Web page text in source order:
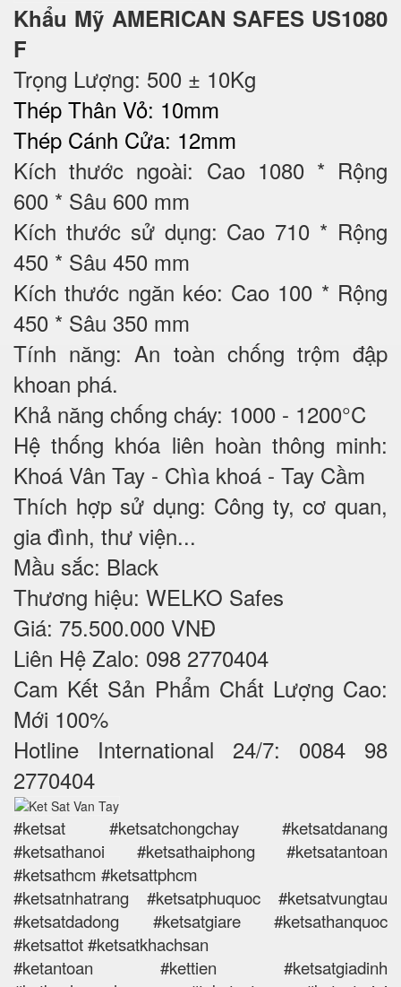
Khẩu Mỹ AMERICAN SAFES US1080
F
Trọng Lượng: 500 ± 10Kg
Thép Thân Vỏ: 10mm
Thép Cánh Cửa: 12mm
Kích thước ngoài: Cao 1080 * Rộng
600 * Sâu 600 mm
Kích thước sử dụng: Cao 710 * Rộng
450 * Sâu 450 mm
Kích thước ngăn kéo: Cao 100 * Rộng
450 * Sâu 350 mm
Tính năng: An toàn chống trộm đập
khoan phá.
Khả năng chống cháy: 1000 - 1200°C
Hệ thống khóa liên hoàn thông minh:
Khoá Vân Tay - Chìa khoá - Tay Cầm
Thích hợp sử dụng: Công ty, cơ quan,
gia đình, thư viện...
Mầu sắc: Black
Thương hiệu: WELKO Safes
Giá: 75.500.000 VNĐ
Liên Hệ Zalo: 098 2770404
Cam Kết Sản Phẩm Chất Lượng Cao:
Mới 100%
Hotline International 24/7: 0084 98
2770404
#ketsat #ketsatchongchay #ketsatdanang
#ketsathanoi #ketsathaiphong #ketsatantoan
#ketsathcm #ketsattphcm
#ketsatnhatrang #ketsatphuquoc #ketsatvungtau
#ketsatdadong #ketsatgiare #ketsathanquoc
#ketsattot #ketsatkhachsan
#ketantoan #kettien #ketsatgiadinh